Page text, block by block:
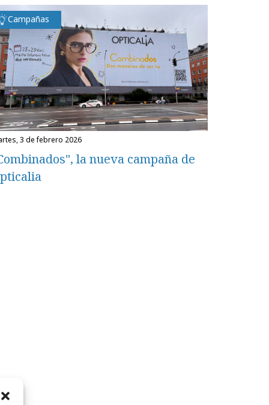
Campañas
3 de febrero 2026
la nueva campaña de